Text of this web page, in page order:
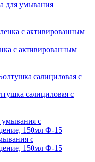
для умывания
с активированным
салициловая с
с
150мл Ф-15